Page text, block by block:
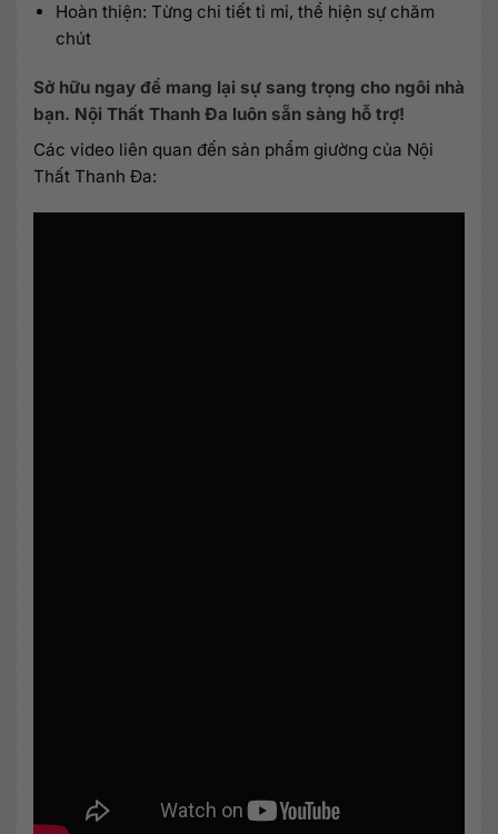
Hoàn thiện: Từng chi tiết tỉ mỉ, thể hiện sự chăm
chút
Sở hữu ngay để mang lại sự sang trọng cho ngôi nhà
bạn. Nội Thất Thanh Đa luôn sẵn sàng hỗ trợ!
Các video liên quan đến sản phẩm giường của Nội
Thất Thanh Đa: